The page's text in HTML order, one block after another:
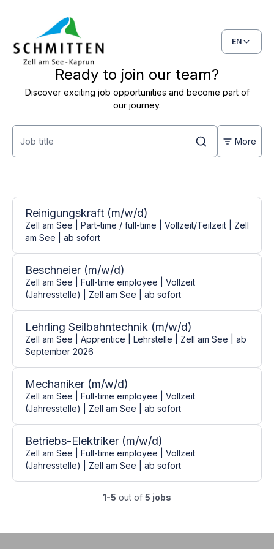
EN
Ready to join our team?
Discover exciting job opportunities and become part of
our journey.
More
Open positions
5 jobs found
Reinigungskraft (m/w/d)
Zell am See | Part-time / full-time | Vollzeit/Teilzeit | Zell
am See | ab sofort
Beschneier (m/w/d)
Zell am See | Full-time employee | Vollzeit
(Jahresstelle) | Zell am See | ab sofort
Lehrling Seilbahntechnik (m/w/d)
Zell am See | Apprentice | Lehrstelle | Zell am See | ab
September 2026
Mechaniker (m/w/d)
Zell am See | Full-time employee | Vollzeit
(Jahresstelle) | Zell am See | ab sofort
Betriebs-Elektriker (m/w/d)
Zell am See | Full-time employee | Vollzeit
(Jahresstelle) | Zell am See | ab sofort
1-5 out of 5 jobs